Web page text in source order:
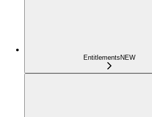
EntitlementsNEW